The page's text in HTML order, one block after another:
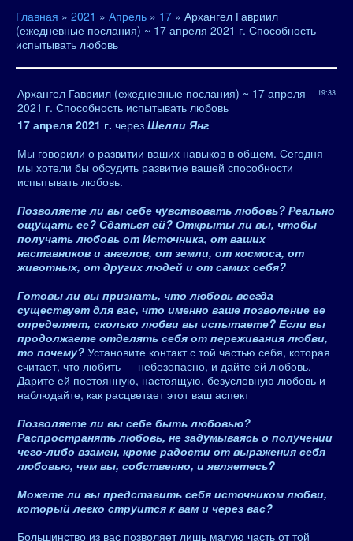
Главная » 2021 » Апрель » 17 » Архангел Гавриил
(ежедневные послания) ~ 17 апреля 2021 г. Способность
испытывать любовь
19:33
Архангел Гавриил (ежедневные послания) ~ 17 апреля
2021 г. Способность испытывать любовь
17 апреля 2021 г. через Шелли Янг
Мы говорили о развитии ваших навыков в общем. Сегодня
мы хотели бы обсудить развитие вашей способности
испытывать любовь.
Позволяете ли вы себе чувствовать любовь? Реально
ощущать ее? Сдаться ей? Открыты ли вы, чтобы
получать любовь от Источника, от ваших
наставников и ангелов, от земли, от космоса, от
животных, от других людей и от самих себя?
Готовы ли вы признать, что любовь всегда
существует для вас, что именно ваше позволение ее
определяет, сколько любви вы испытаете? Если вы
продолжаете отделять себя от переживания любви,
то почему? Установите контакт с той частью себя, которая
считает, что любить — небезопасно, и дайте ей любовь.
Дарите ей постоянную, настоящую, безусловную любовь и
наблюдайте, как расцветает этот ваш аспект
Позволяете ли вы себе быть любовью?
Распространять любовь, не задумываясь о получении
чего-либо взамен, кроме радости от выражения себя
любовью, чем вы, собственно, и являетесь?
Можете ли вы представить себя источником любви,
который легко струится к вам и через вас?
Большинство из вас позволяет лишь малую часть от той